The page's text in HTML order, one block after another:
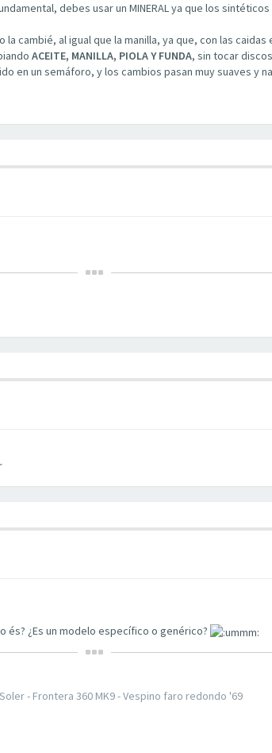
debes usar un MINERAL ya que los
cambié, al igual que la manilla, ya que, con las
ACEITE, MANILLA, PIOLA Y FUNDA, sin tocar
en un semáforo, y los cambios pasan muy suaves y
és? ¿Es un modelo específico o genérico?
Soler - Frontera 360 MK9 - Vespino faro redondo '69